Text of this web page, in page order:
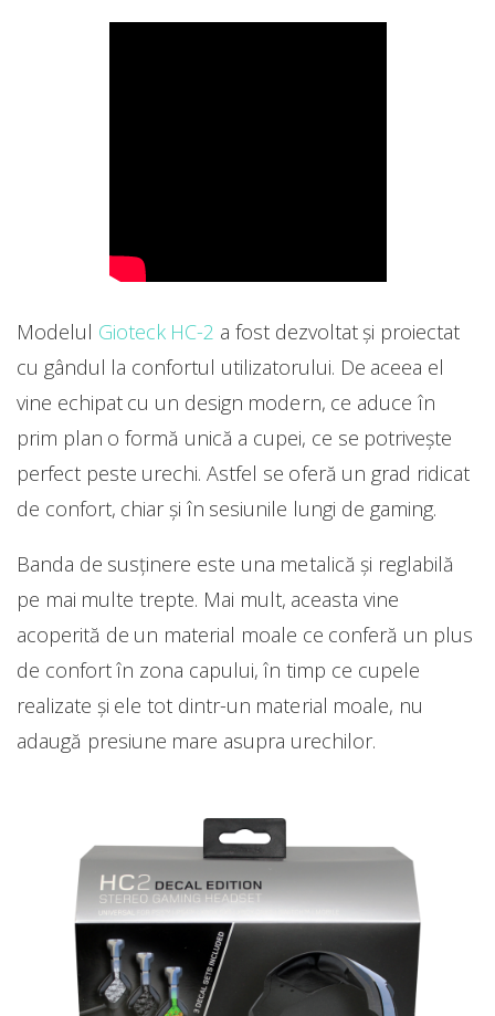
Modelul Gioteck HC-2 a fost dezvoltat și proiectat
cu gândul la confortul utilizatorului. De aceea el
vine echipat cu un design modern, ce aduce în
prim plan o formă unică a cupei, ce se potriveşte
perfect peste urechi. Astfel se oferă un grad ridicat
de confort, chiar şi în sesiunile lungi de gaming.
Banda de susținere este una metalică și reglabilă
pe mai multe trepte. Mai mult, aceasta vine
acoperită de un material moale ce conferă un plus
de confort în zona capului, în timp ce cupele
realizate şi ele tot dintr-un material moale, nu
adaugă presiune mare asupra urechilor.